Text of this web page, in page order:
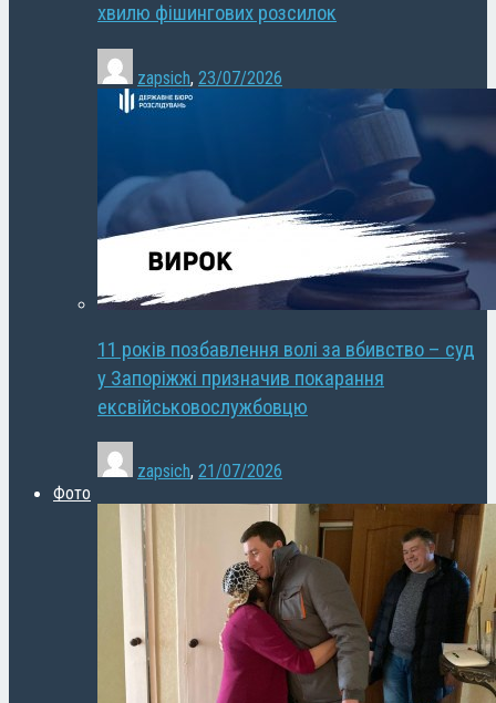
хвилю фішингових розсилок
zapsich, 23/07/2026
11 років позбавлення волі за вбивство – суд
у Запоріжжі призначив покарання
ексвійськовослужбовцю
zapsich, 21/07/2026
Фото